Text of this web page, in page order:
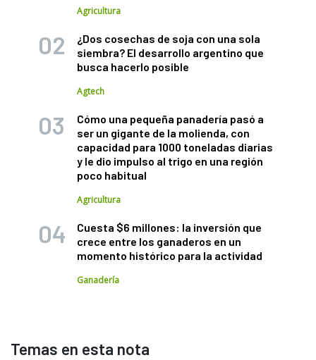
Agricultura
¿Dos cosechas de soja con una sola
siembra? El desarrollo argentino que
busca hacerlo posible
Agtech
Cómo una pequeña panadería pasó a
ser un gigante de la molienda, con
capacidad para 1000 toneladas diarias
y le dio impulso al trigo en una región
poco habitual
Agricultura
Cuesta $6 millones: la inversión que
crece entre los ganaderos en un
momento histórico para la actividad
Ganadería
Temas en esta nota